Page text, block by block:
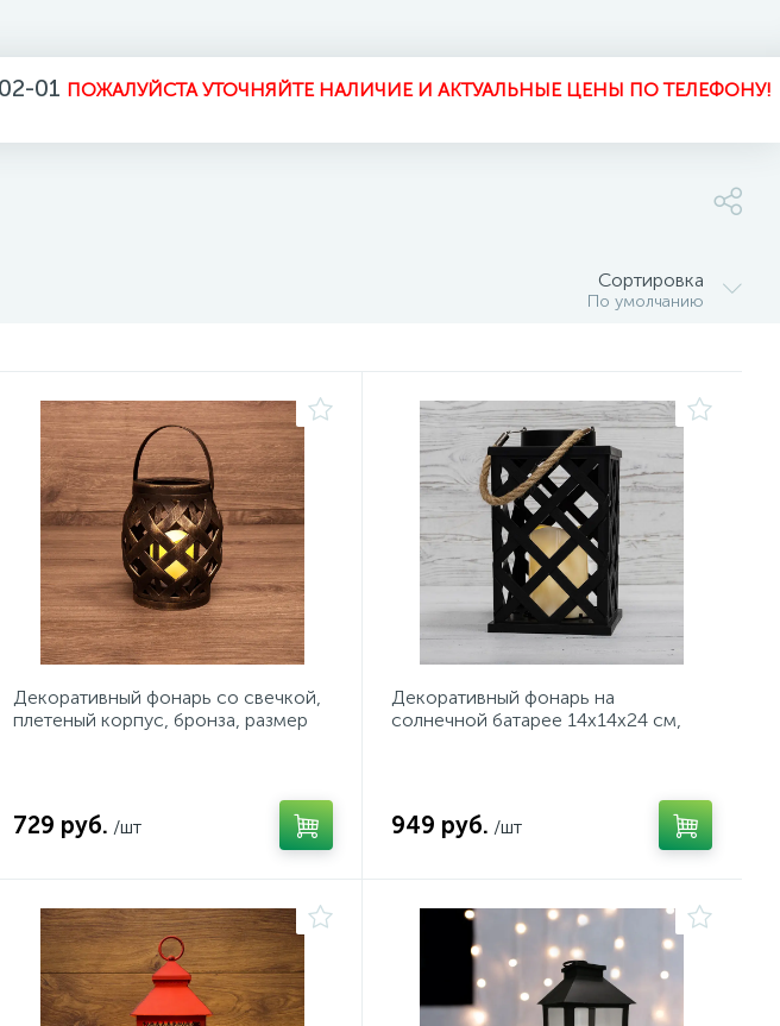
01 ПОЖАЛУЙСТА УТОЧНЯЙТЕ НАЛИЧИЕ И АКТУАЛЬНЫЕ ЦЕНЫ ПО ТЕЛЕФОНУ!
Сортировка
По умолчанию
Декоративный фонарь со свечкой,
плетеный корпус, бронза, размер
729 руб. /шт
Декоративный фонарь на
солнечной батарее 14х14х24 см,
949 руб. /шт